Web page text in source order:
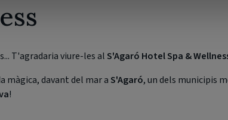
T'agradaria viure-les alS'Agaró Hotel Spa &
màgica, davant del mar aS'Agaró, un dels municipis
!